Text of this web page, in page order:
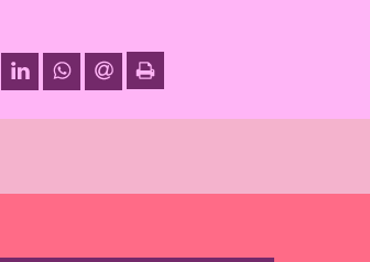
op Facebookop LinkedInop WhatsApp
via e-mail